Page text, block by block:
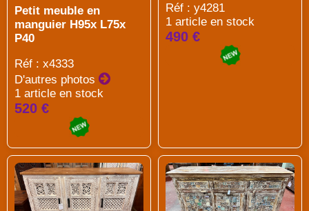
Petit meuble en
manguier H95x L75x
P40
Réf : x4333
D'autres photos
1 article en stock
520 €
Réf : y4281
1 article en stock
490 €